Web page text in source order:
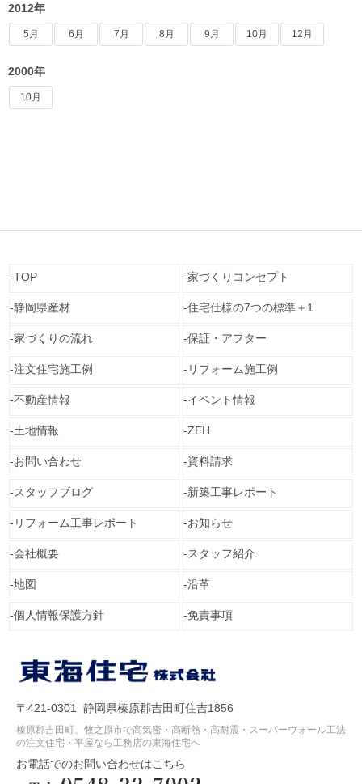
2012年
5月 6月 7月 8月 9月 10月 12月
2000年
10月
TOP 家づくりコンセプト
静岡県産材 住宅仕様の7つの標準＋1
家づくりの流れ 保証・アフター
注文住宅施工例 リフォーム施工例
不動産情報 イベント情報
土地情報 ZEH
お問い合わせ 資料請求
スタッフブログ 新築工事レポート
リフォーム工事レポート お知らせ
会社概要 スタッフ紹介
地図 沿革
個人情報保護方針 免責事項
〒421-0301 静岡県榛原郡吉田町住吉1856
榛原郡吉田町、牧之原市で高気密・高断熱・高耐震・スーパーウォール工法
の注文住宅・平屋なら工務店の東海住宅へ
お電話でのお問い合わせはこちら